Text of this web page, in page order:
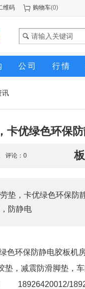
维码 购物车(0)
公司 行情
讯
卡优绿色环保
评论：0
垫，卡优绿色环保防
防静电
色环保防静电胶板机
垫，减震防滑脚垫，
18926420012/